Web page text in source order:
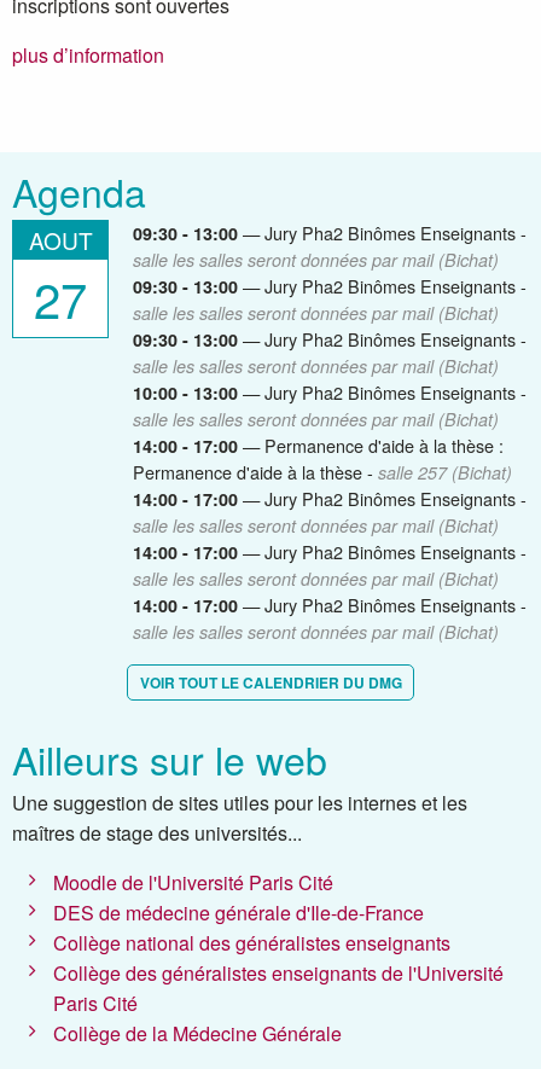
plus d’information
Agenda
AOUT
27
09:30 - 13:00 — Jury Pha2 Binômes Enseignants -
salle les salles seront données par mail (Bichat)
09:30 - 13:00 — Jury Pha2 Binômes Enseignants -
salle les salles seront données par mail (Bichat)
09:30 - 13:00 — Jury Pha2 Binômes Enseignants -
salle les salles seront données par mail (Bichat)
10:00 - 13:00 — Jury Pha2 Binômes Enseignants -
salle les salles seront données par mail (Bichat)
14:00 - 17:00 — Permanence d'aide à la thèse :
Permanence d'aide à la thèse - salle 257 (Bichat)
14:00 - 17:00 — Jury Pha2 Binômes Enseignants -
salle les salles seront données par mail (Bichat)
14:00 - 17:00 — Jury Pha2 Binômes Enseignants -
salle les salles seront données par mail (Bichat)
14:00 - 17:00 — Jury Pha2 Binômes Enseignants -
salle les salles seront données par mail (Bichat)
VOIR TOUT LE CALENDRIER DU DMG
Ailleurs sur le web
Une suggestion de sites utiles pour les internes et les
maîtres de stage des universités...
Moodle de l'Université Paris Cité
DES de médecine générale d'Ile-de-France
Collège national des généralistes enseignants
Collège des généralistes enseignants de l'Université
Paris Cité
Collège de la Médecine Générale